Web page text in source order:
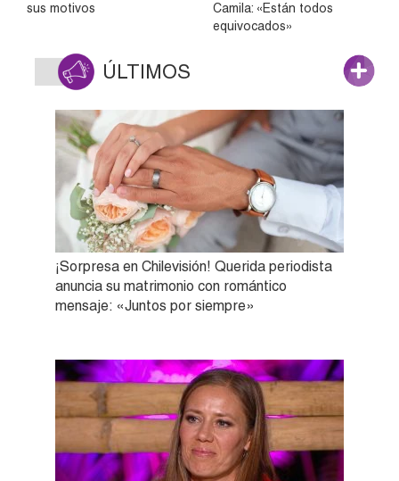
sus motivos
Camila: «Están todos
equivocados»
ÚLTIMOS
¡Sorpresa en Chilevisión! Querida periodista
anuncia su matrimonio con romántico
mensaje: «Juntos por siempre»